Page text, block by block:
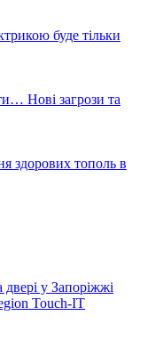
буде тільки
Нові загрози та
здорових тополь в
у Запоріжжі
Touch-IT